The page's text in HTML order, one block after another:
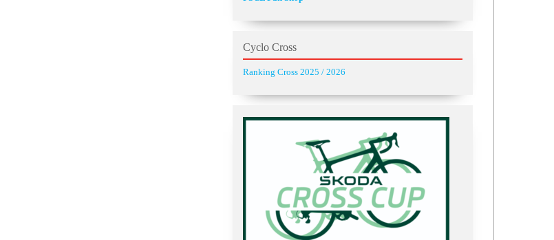
Cyclo Cross
Ranking Cross 2025 / 2026